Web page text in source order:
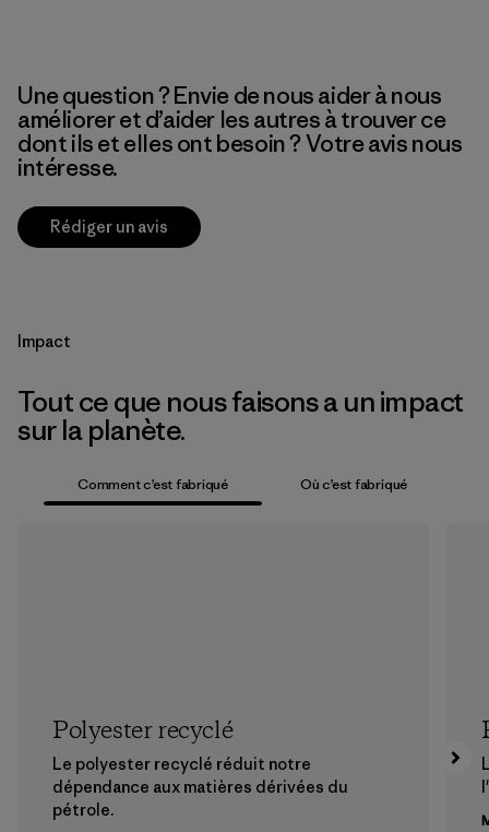
Une question ? Envie de nous aider à nous
améliorer et d’aider les autres à trouver ce
dont ils et elles ont besoin ? Votre avis nous
intéresse.
Rédiger un avis
Impact
Tout ce que nous faisons a un impact
sur la planète.
Comment c’est fabriqué Où c’est fabriqué
Polyester recyclé
Le polyester recyclé réduit notre
dépendance aux matières dérivées du
pétrole.